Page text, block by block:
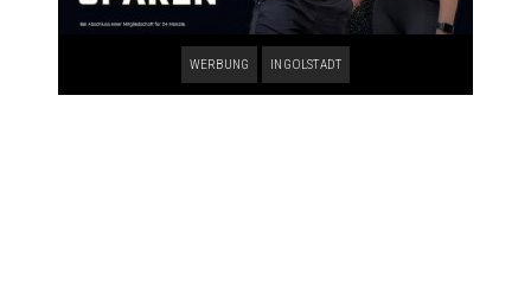
WERBUNG INGOLSTADT